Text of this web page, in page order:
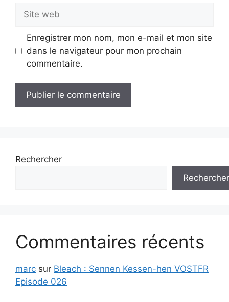
web
Enregistrer mon nom, mon e-mail et mon site
dans le navigateur pour mon prochain
commentaire.
Rechercher
Rechercher
Commentaires récents
marc sur Bleach : Sennen Kessen-hen VOSTFR
Episode 026